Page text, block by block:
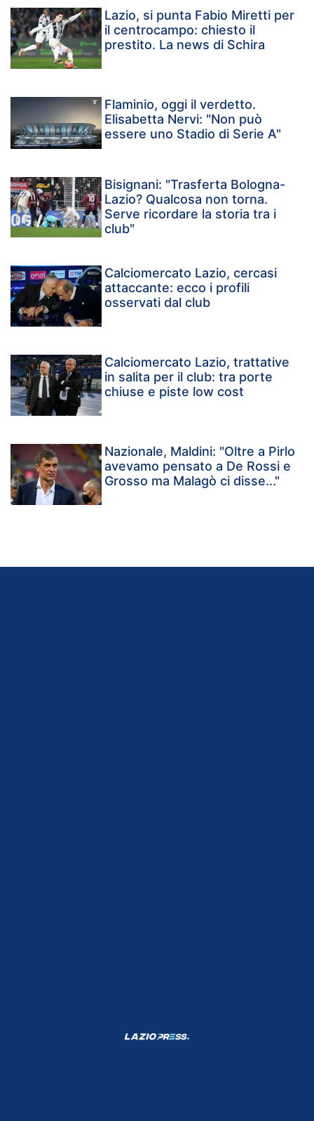
Lazio, si punta Fabio Miretti per
il centrocampo: chiesto il
prestito. La news di Schira
Flaminio, oggi il verdetto.
Elisabetta Nervi: "Non può
essere uno Stadio di Serie A"
Bisignani: "Trasferta Bologna-
Lazio? Qualcosa non torna.
Serve ricordare la storia tra i
club"
Calciomercato Lazio, cercasi
attaccante: ecco i profili
osservati dal club
Calciomercato Lazio, trattative
in salita per il club: tra porte
chiuse e piste low cost
Nazionale, Maldini: "Oltre a Pirlo
avevamo pensato a De Rossi e
Grosso ma Malagò ci disse..."